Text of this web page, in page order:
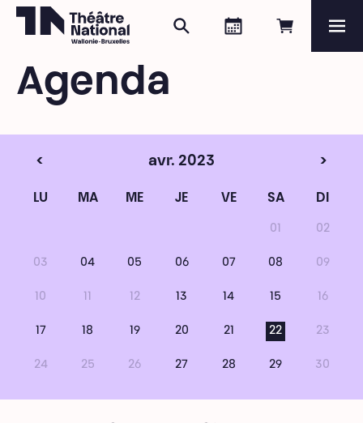
Réserver
Agenda
Rechercher
Agenda
< avr. 2023 >
LU MA ME JE VE SA DI
01 02
03 04 05 06 07 08 09
10 11 12 13 14 15 16
17 18 19 20 21 22 23
24 25 26 27 28 29 30